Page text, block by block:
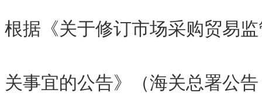
根据《关于修订市场采购贸易
关事宜的公告》（海关总署公